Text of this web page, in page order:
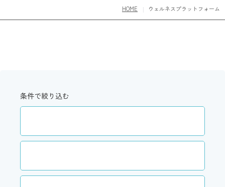
HOME ウェルネスプラットフォーム
条件で絞り込む